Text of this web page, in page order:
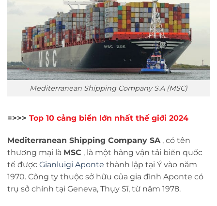
Mediterranean Shipping Company S.A (MSC)
=>>> Top 10 cảng biển lớn nhất thế giới 2024
Mediterranean Shipping Company SA, có tên
thương mại là MSC , là một hãng vận tải biển quốc
tế được Gianluigi Aponte thành lập tại Ý vào năm
1970. Công ty thuộc sở hữu của gia đình Aponte có
trụ sở chính tại Geneva, Thụy Sĩ, từ năm 1978.